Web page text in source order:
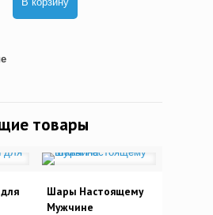
товары
Шары Настоящему
Мужчине